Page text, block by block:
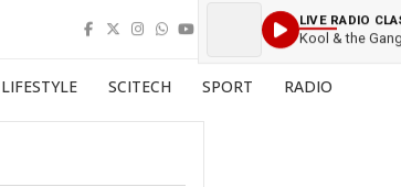
LIVE RADIO
Kool & the
LIFESTYLE SCITECH SPORT RADIO